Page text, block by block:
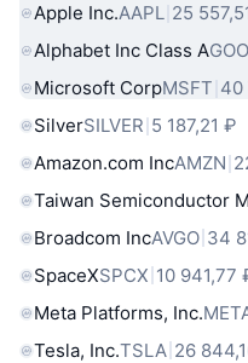
Apple Inc.AAPL 25
Alphabet Inc Class A
Microsoft CorpMSFT 40
SilverSILVER 5 187,21 ₽
Amazon.com IncAMZN
Taiwan Semiconductor
Broadcom IncAVGO 34
SpaceXSPCX 10 941,77
Meta Platforms, Inc.
Tesla, Inc.TSLA 26